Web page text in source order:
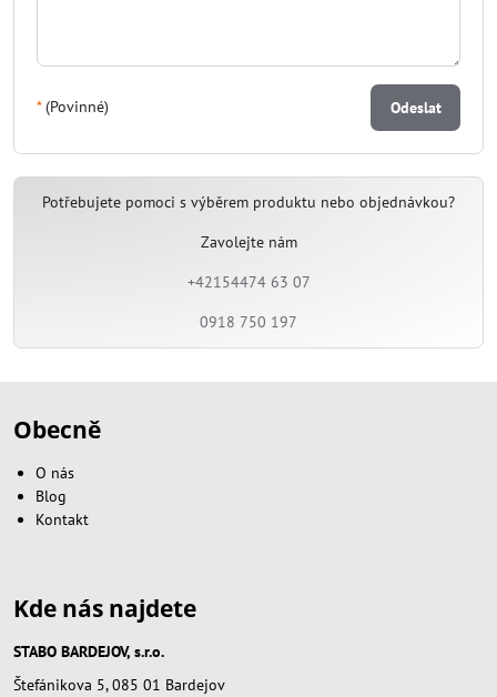
*(Povinné) Odeslat
Potřebujete pomoci s výběrem produktu nebo objednávkou?
Zavolejte nám
+42154474 63 07
0918 750 197
Obecně
O nás
Blog
Kontakt
Kde nás najdete
STABO BARDEJOV, s.r.o.
Štefánikova 5, 085 01 Bardejov